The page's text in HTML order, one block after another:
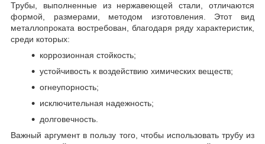
Трубы, выполненные из нержавеющей стали, отличаются
формой, размерами, методом изготовления. Этот вид
металлопроката востребован, благодаря ряду характеристик,
среди которых:
коррозионная стойкость;
устойчивость к воздействию химических веществ;
огнеупорность;
исключительная надежность;
долговечность.
Важный аргумент в пользу того, чтобы использовать трубу из